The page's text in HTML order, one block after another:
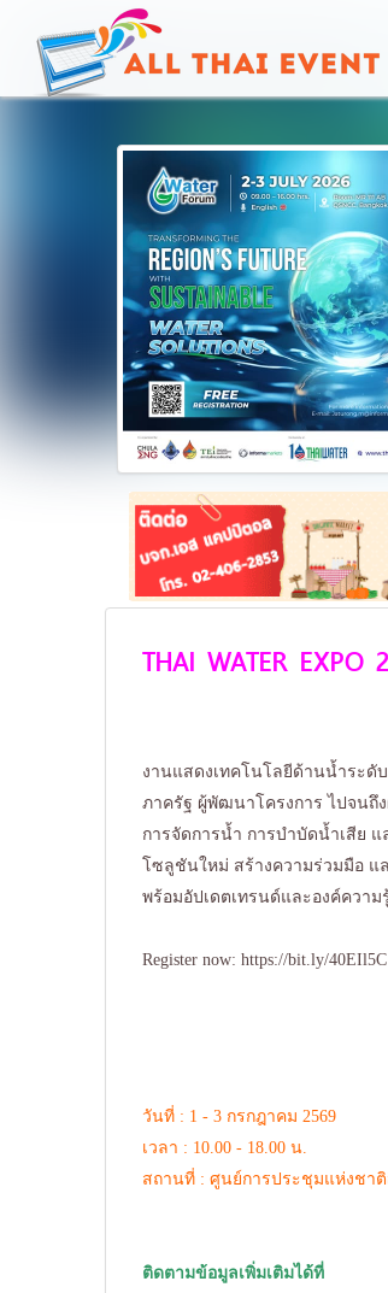
THAI WATER EXPO
งานแสดงเทคโนโลยีด้านน้ำระดั
ภาครัฐ ผู้พัฒนาโครงการ ไปจนถึ
การจัดการน้ำ การบำบัดน้ำเสีย
โซลูชันใหม่ สร้างความร่วมมือ แ
พร้อมอัปเดตเทรนด์และองค์ควา
Register now: https://bit.ly/40EIl5C
วันที่ : 1 - 3 กรกฎาคม 2569
เวลา : 10.00 - 18.00 น.
สถานที่ : ศูนย์การประชุมแห่งชาติ
ติดตามข้อมูลเพิ่มเติมได้ที่